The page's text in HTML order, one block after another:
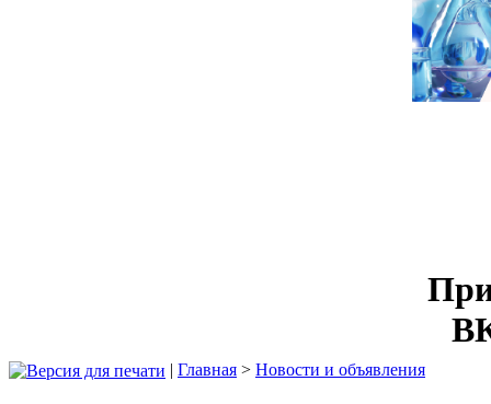
| Главная > Новости и объявления